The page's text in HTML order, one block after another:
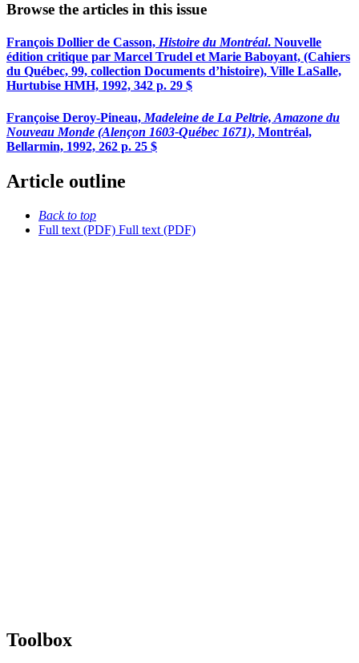
Browse the articles in this issue
François Dollier de Casson, Histoire du Montréal. Nouvelle
édition critique par Marcel Trudel et Marie Baboyant, (Cahiers
du Québec, 99, collection Documents d’histoire), Ville LaSalle,
Hurtubise HMH, 1992, 342 p. 29 $
Françoise Deroy-Pineau, Madeleine de La Peltrie, Amazone du
Nouveau Monde (Alençon 1603-Québec 1671), Montréal,
Bellarmin, 1992, 262 p. 25 $
Article outline
Back to top
Full text (PDF) Full text (PDF)
Toolbox